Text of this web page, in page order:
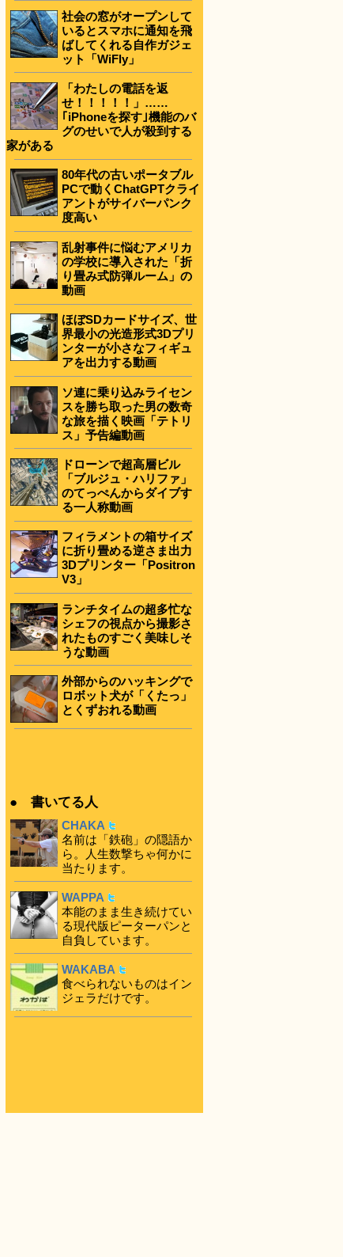
社会の窓がオープンして
いるとスマホに通知を飛
ばしてくれる自作ガジェ
ット「WiFly」
「わたしの電話を返
せ！！！！！」……
｢iPhoneを探す｣機能のバ
グのせいで人が殺到する
家がある
80年代の古いポータブル
PCで動くChatGPTクライ
アントがサイバーパンク
度高い
乱射事件に悩むアメリカ
の学校に導入された「折
り畳み式防弾ルーム」の
動画
ほぼSDカードサイズ、世
界最小の光造形式3Dプリ
ンターが小さなフィギュ
アを出力する動画
ソ連に乗り込みライセン
スを勝ち取った男の数奇
な旅を描く映画「テトリ
ス」予告編動画
ドローンで超高層ビル
「ブルジュ・ハリファ」
のてっぺんからダイブす
る一人称動画
フィラメントの箱サイズ
に折り畳める逆さま出力
3Dプリンター「Positron
V3」
ランチタイムの超多忙な
シェフの視点から撮影さ
れたものすごく美味しそ
うな動画
外部からのハッキングで
ロボット犬が「くたっ」
とくずおれる動画
● 書いてる人
CHAKA
名前は「鉄砲」の隠語か
ら。人生数撃ちゃ何かに
当たります。
WAPPA
本能のまま生き続けてい
る現代版ピーターパンと
自負しています。
WAKABA
食べられないものはイン
ジェラだけです。